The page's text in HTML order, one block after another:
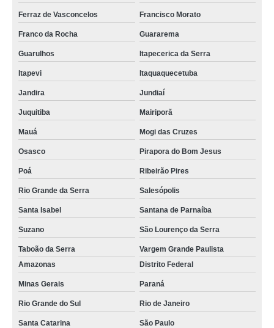
Ferraz de Vasconcelos Francisco Morato
Franco da Rocha Guararema
Guarulhos Itapecerica da Serra
Itapevi Itaquaquecetuba
Jandira Jundiaí
Juquitiba Mairiporã
Mauá Mogi das Cruzes
Osasco Pirapora do Bom Jesus
Poá Ribeirão Pires
Rio Grande da Serra Salesópolis
Santa Isabel Santana de Parnaíba
Suzano São Lourenço da Serra
Taboão da Serra
Vargem Grande Paulista
Amazonas
Distrito Federal
Minas Gerais Paraná
Rio Grande do Sul Rio de Janeiro
Santa Catarina
São Paulo